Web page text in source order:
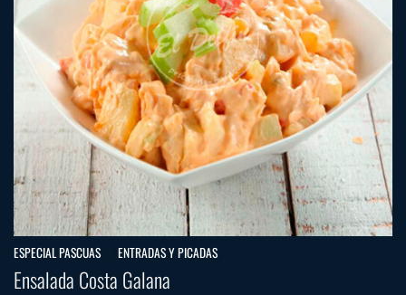
ESPECIAL PASCUAS ENTRADAS Y PICADAS
Ensalada Costa Galana